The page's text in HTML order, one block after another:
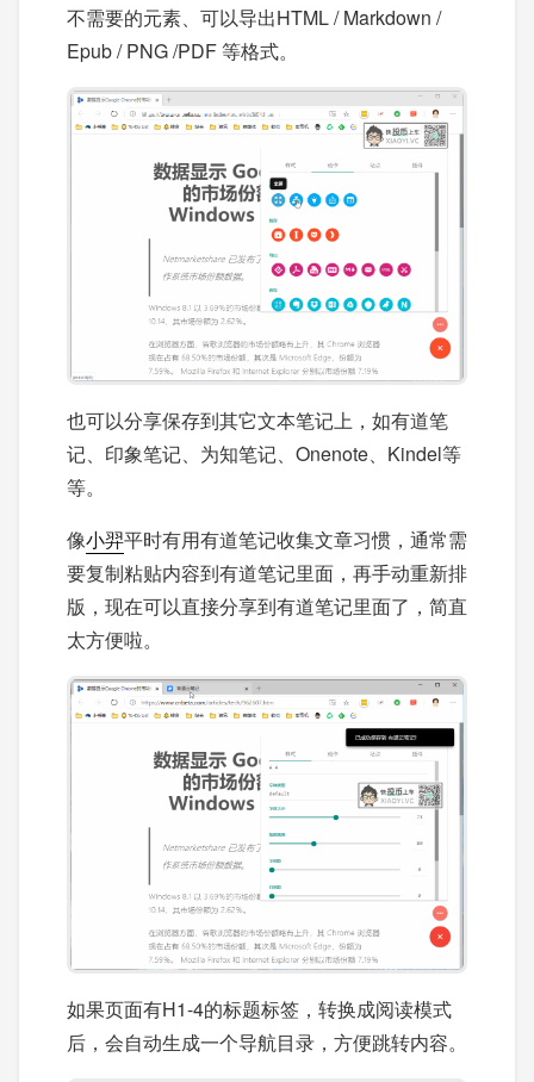
不需要的元素、可以导出HTML / Markdown /
Epub / PNG /PDF 等格式。
也可以分享保存到其它文本笔记上，如有道笔
记、印象笔记、为知笔记、Onenote、Kindel等
等。
像小羿平时有用有道笔记收集文章习惯，通常需
要复制粘贴内容到有道笔记里面，再手动重新排
版，现在可以直接分享到有道笔记里面了，简直
太方便啦。
如果页面有H1-4的标题标签，转换成阅读模式
后，会自动生成一个导航目录，方便跳转内容。